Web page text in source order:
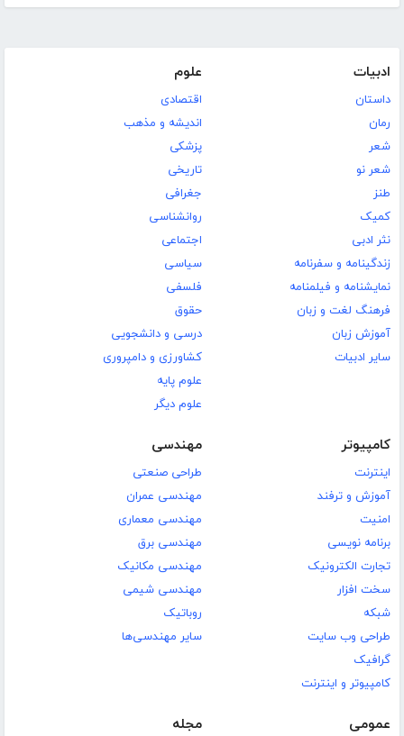
ادبیات
داستان
رمان
شعر
شعر نو
طنز
کمیک
نثر ادبی
زندگینامه و سفرنامه
نمایشنامه و فیلمنامه
فرهنگ لغت و زبان
آموزش زبان
سایر ادبیات
علوم
اقتصادی
اندیشه و مذهب
پزشکی
تاریخی
جغرافی
روانشناسی
اجتماعی
سیاسی
فلسفی
حقوق
درسی و دانشجویی
کشاورزی و دامپروری
علوم پایه
علوم دیگر
کامپیوتر
اینترنت
آموزش و ترفند
امنیت
برنامه نویسی
تجارت الکترونیک
سخت افزار
شبکه
طراحی وب سایت
گرافیک
کامپیوتر و اینترنت
مهندسی
طراحی صنعتی
مهندسی عمران
مهندسی معماری
مهندسی برق
مهندسی مکانیک
مهندسی شیمی
روباتیک
سایر مهندسی‌ها
عمومی مجله